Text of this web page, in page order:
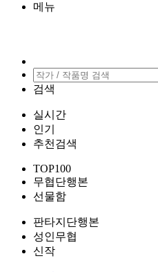
메뉴
검색
실시간
인기
추천검색
TOP100
무협단행본
선물함
판타지단행본
성인무협
신작